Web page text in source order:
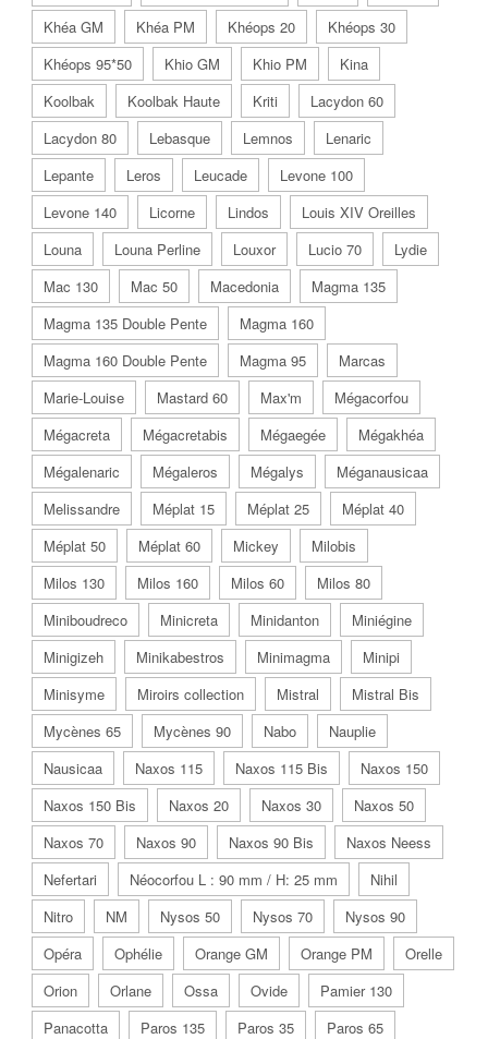
Khéa GM Khéa PM Khéops 20
Khéops 30
Khéops 95*50
Khio GM Khio PM
Kina
Koolbak
Koolbak Haute Kriti
Lacydon 60
Lacydon 80
Lebasque Lemnos
Lenaric
Lepante
Leros Leucade
Levone 100
Levone 140
Licorne Lindos
Louis XIV Oreilles
Louna
Louna Perline Louxor Lucio 70
Lydie
Mac 130
Mac 50 Macedonia
Magma 135
Magma 135 Double Pente
Magma 160
Magma 160 Double Pente
Magma 95
Marcas
Marie-Louise
Mastard 60 Max'm
Mégacorfou
Mégacreta
Mégacretabis Mégaegée
Mégakhéa
Mégalenaric
Mégaleros Mégalys
Méganausicaa
Melissandre
Méplat 15 Méplat 25
Méplat 40
Méplat 50
Méplat 60 Mickey
Milobis
Milos 130
Milos 160 Milos 60
Milos 80
Miniboudreco
Minicreta Minidanton
Miniégine
Minigizeh
Minikabestros Minimagma
Minipi
Minisyme
Miroirs collection Mistral
Mistral Bis
Mycènes 65
Mycènes 90 Nabo
Nauplie
Nausicaa
Naxos 115 Naxos 115 Bis
Naxos 150
Naxos 150 Bis
Naxos 20 Naxos 30
Naxos 50
Naxos 70
Naxos 90 Naxos 90 Bis
Naxos Neess
Nefertari
Néocorfou L : 90 mm / H: 25 mm
Nihil
Nitro
NM Nysos 50 Nysos 70
Nysos 90
Opéra
Ophélie Orange GM Orange PM
Orelle
Orion
Orlane Ossa Ovide
Pamier 130
Panacotta
Paros 135 Paros 35
Paros 65